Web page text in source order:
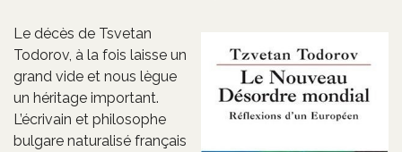
Le décès de Tsvetan
Todorov, à la fois laisse un
grand vide et nous lègue
un héritage important.
L’écrivain et philosophe
bulgare naturalisé français